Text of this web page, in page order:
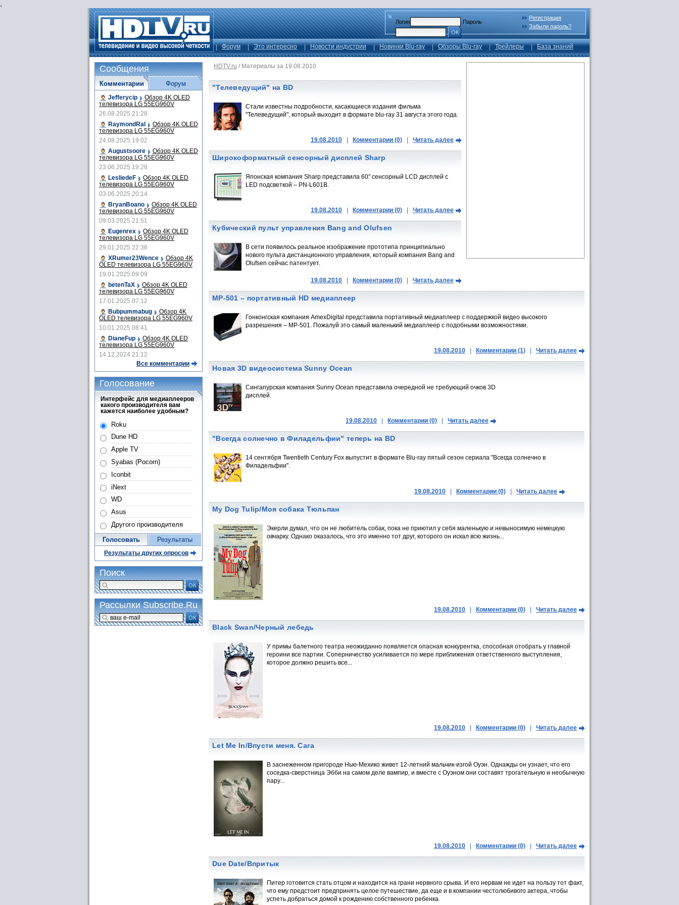
.
Логин
Пароль
ОК
Регистрация
Забыли пароль?
Форум Это интересно Новости индустрии Новинки Blu-ray Обзоры Blu-ray Трейлеры База знаний
HDTV.ru / Материалы за 19.08.2010
"Телеведущий" на BD
Стали известны подробности, касающиеся издания фильма
"Телеведущий", который выходит в формате blu-ray 31 августа этого года.
19.08.2010 Комментарии (0) Читать далее
Широкоформатный сенсорный дисплей Sharp
Японская компания Sharp представила 60″ сенсорный LCD дисплей с
LED подсветкой – PN-L601B.
19.08.2010 Комментарии (0) Читать далее
Кубический пульт управления Bang and Olufsen
В сети появилось реальное изображение прототипа принципиально
нового пульта дистанционного управления, который компания Bang and
Olufsen сейчас патентует.
19.08.2010 Комментарии (0) Читать далее
MP-501 – портативный HD медиаплеер
Гонконгская компания AmexDigital представила портативный медиаплеер с поддержкой видео высокого
разрешения – MP-501. Пожалуй это самый маленький медиаплеер с подобными возможностями.
19.08.2010 Комментарии (1) Читать далее
Новая 3D видеосистема Sunny Ocean
Сингапурская компания Sunny Ocean представила очередной не требующий очков 3D
дисплей.
19.08.2010 Комментарии (0) Читать далее
"Всегда солнечно в Филадельфии" теперь на BD
14 сентября Twentieth Century Fox выпустит в формате Blu-ray пятый сезон сериала "Всегда солнечно в
Филадельфии".
19.08.2010 Комментарии (0) Читать далее
My Dog Tulip/Моя собака Тюльпан
Экерли думал, что он не любитель собак, пока не приютил у себя маленькую и невыносимую немецкую
овчарку. Однако оказалось, что это именно тот друг, которого он искал всю жизнь...
19.08.2010 Комментарии (0) Читать далее
Black Swan/Черный лебедь
У примы балетного театра неожиданно появляется опасная конкурентка, способная отобрать у главной
героини все партии. Соперничество усиливается по мере приближения ответственного выступления,
которое должно решить все...
19.08.2010 Комментарии (0) Читать далее
Let Me In/Впусти меня. Сага
В заснеженном пригороде Нью-Мехико живет 12-летний мальчик-изгой Оуэн. Однажды он узнает, что его
соседка-сверстница Эбби на самом деле вампир, и вместе с Оуэном они составят трогательную и необычную
пару...
19.08.2010 Комментарии (0) Читать далее
Due Date/Впритык
Питер готовится стать отцом и находится на грани нервного срыва. И его нервам не идет на пользу тот факт,
что ему предстоит предпринять целое путешествие, да еще и в компании честолюбивого актера, чтобы
успеть добраться домой к рождению собственного ребенка.
Сообщения
Комментарии
Jefferycip Обзор 4K OLED
телевизора LG 55EG960V
26.08.2025 21:28
RaymondRal
Обзор 4K OLED
телевизора LG 55EG960V
24.08.2025 19:02
Augustsoore
Обзор 4K OLED
телевизора LG 55EG960V
23.06.2025 19:28
LesliedeF
Обзор 4K OLED
телевизора LG 55EG960V
03.06.2025 20:14
BryanBoano
Обзор 4K OLED
телевизора LG 55EG960V
09.03.2025 21:51
Eugenrex
Обзор 4K OLED
телевизора LG 55EG960V
29.01.2025 22:36
XRumer23Wence
Обзор 4K
OLED телевизора LG 55EG960V
19.01.2025 09:09
betenTaX
Обзор 4K OLED
телевизора LG 55EG960V
17.01.2025 07:12
Bubpummabug
Обзор 4K
OLED телевизора LG 55EG960V
10.01.2025 08:41
DianeFup
Обзор 4K OLED
телевизора LG 55EG960V
14.12.2024 21:12
Все комментарии
Форум
Голосование
Интерфейс для медиаплееров
какого производителя вам
кажется наиболее удобным?
Roku
Dune HD
Apple TV
Syabas (Pocorn)
Iconbit
iNext
WD
Asus
Другого производителя
Голосовать Результаты
Результаты других опросов
Поиск
ОК
Рассылки Subscribe.Ru
ОК